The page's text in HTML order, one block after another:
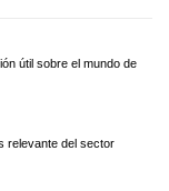
útil sobre el mundo de
relevante del sector